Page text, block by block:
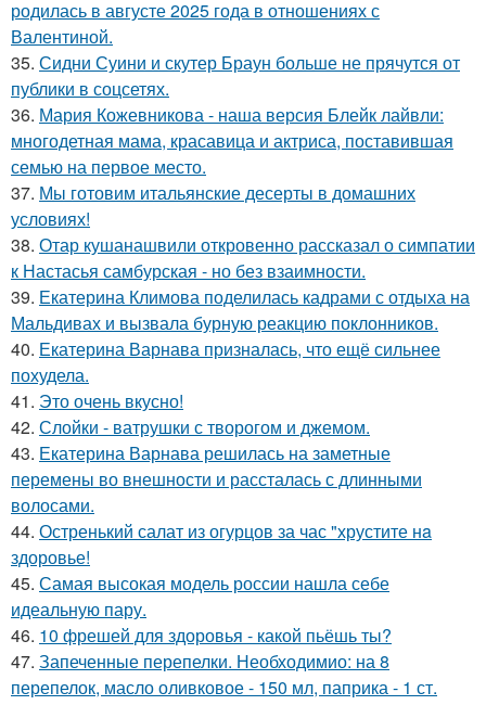
родилась в августе 2025 года в отношениях с
Валентиной.
35. Сидни Суини и скутер Браун больше не прячутся от
публики в соцсетях.
36. Мария Кожевникова - наша версия Блейк лайвли:
многодетная мама, красавица и актриса, поставившая
семью на первое место.
37. Мы готовим итальянские десерты в домашних
условиях!
38. Отар кушанашвили откровенно рассказал о симпатии
к Настасья самбурская - но без взаимности.
39. Екатерина Климова поделилась кадрами с отдыха на
Мальдивах и вызвала бурную реакцию поклонников.
40. Екатерина Варнава призналась, что ещё сильнее
похудела.
41. Это очень вкусно!
42. Слойки - ватрушки с творогом и джемом.
43. Екатерина Варнава решилась на заметные
перемены во внешности и рассталась с длинными
волосами.
44. Остренький салат из огурцов за час "хрустите нa
здоровье!
45. Самая высокая модель россии нашла себе
идеальную пару.
46. 10 фрешей для здоровья - какой пьёшь ты?
47. Запеченные перепелки. Необходимио: на 8
перепелок, масло оливковое - 150 мл, паприка - 1 ст.